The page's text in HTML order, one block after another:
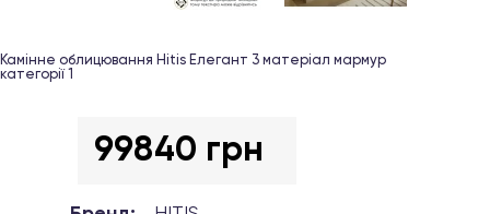
Камінне облицювання Hitis Елегант 3 матеріал мармур
категорії 1
99840 грн